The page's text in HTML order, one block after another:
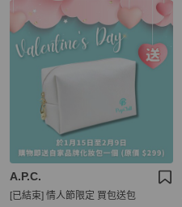
A.P.C.
[已結束] 情人節限定 買包送包